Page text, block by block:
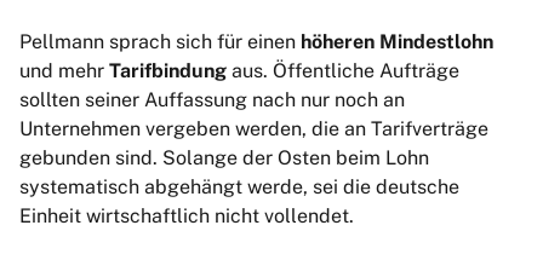
Pellmann sprach sich für einen höheren Mindestlohn
und mehr Tarifbindung aus. Öffentliche Aufträge
sollten seiner Auffassung nach nur noch an
Unternehmen vergeben werden, die an Tarifverträge
gebunden sind. Solange der Osten beim Lohn
systematisch abgehängt werde, sei die deutsche
Einheit wirtschaftlich nicht vollendet.